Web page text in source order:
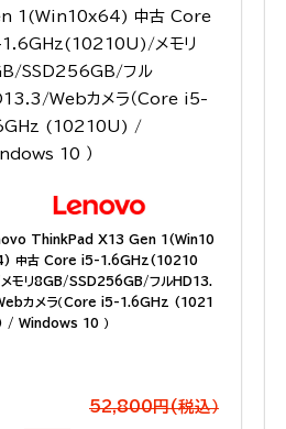
ThinkPad X13 Gen 1(Win10
中古 Core i5-1.6GHz(10210
モリ8GB/SSD256GB/フルHD13.
カメラ（Core i5-1.6GHz (1021
/ Windows 10 ）
52,800円(税込）